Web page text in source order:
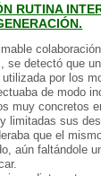
RUTINA
se detectó que
por los
de modo
muy concretos
limitadas sus
que el
aún faltándole